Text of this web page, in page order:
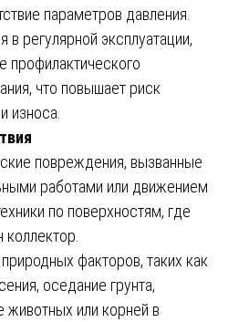
параметров давления.
в регулярной эксплуатации,
профилактического
что повышает риск
износа.
повреждения, вызванные
работами или движением
по поверхностям, где
факторов, таких как
оседание грунта,
животных или корней в